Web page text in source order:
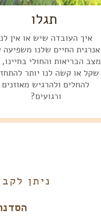
תגלו
איך העובדה שיש או אין
אנרגית החיים שלנו משפיעה
מצב הבריאות והחולי
שקל או קשה לנו יותר
להחלים ולהרגיש מאוזנים
ורגועים?
ניתן
הסדנה